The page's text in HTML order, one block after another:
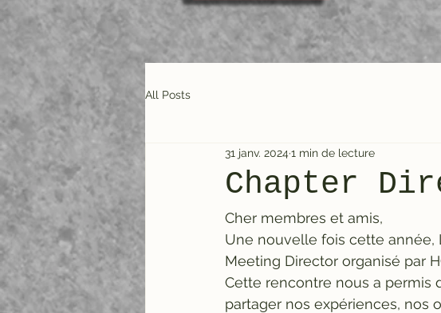
All Posts
Chapter
31 janv. 2024 1 min de lecture
Cher membres et amis,
Une nouvelle fois cette année,
Meeting Director organisé par
Cette rencontre nous a permis
partager nos expériences, nos